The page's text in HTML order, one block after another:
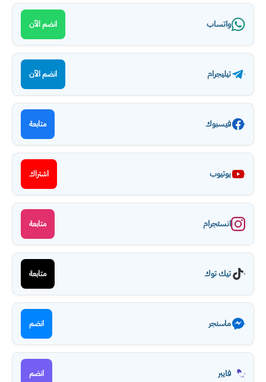
واتساب انضم الآن
تيليجرام انضم الآن
فيسبوك متابعة
يوتيوب اشتراك
انستجرام متابعة
تيك توك متابعة
ماسنجر انضم
فايبر انضم